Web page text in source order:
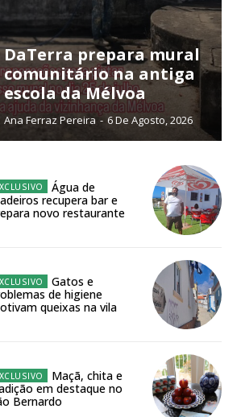
DaTerra prepara mural
comunitário na antiga
escola da Mélvoa
Ana Ferraz Pereira - 6 De Agosto, 2026
Água de
recupera bar e
novo restaurante
Gatos e
de higiene
queixas na vila
Maçã, chita e
em destaque no
Bernardo